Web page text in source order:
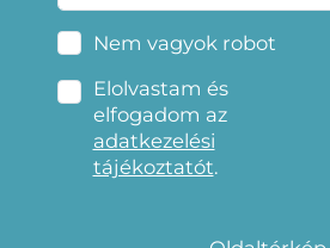
Nem vagyok robot
Elolvastam és
elfogadom az
adatkezelési
tájékoztatót.